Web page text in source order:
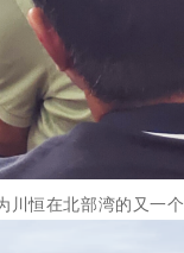
川恒在北部湾的 又一个